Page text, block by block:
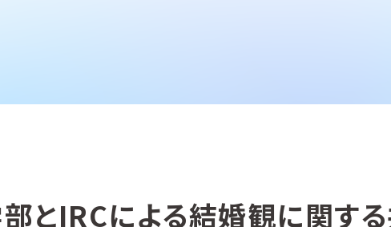
とIRCによる結婚観に関す